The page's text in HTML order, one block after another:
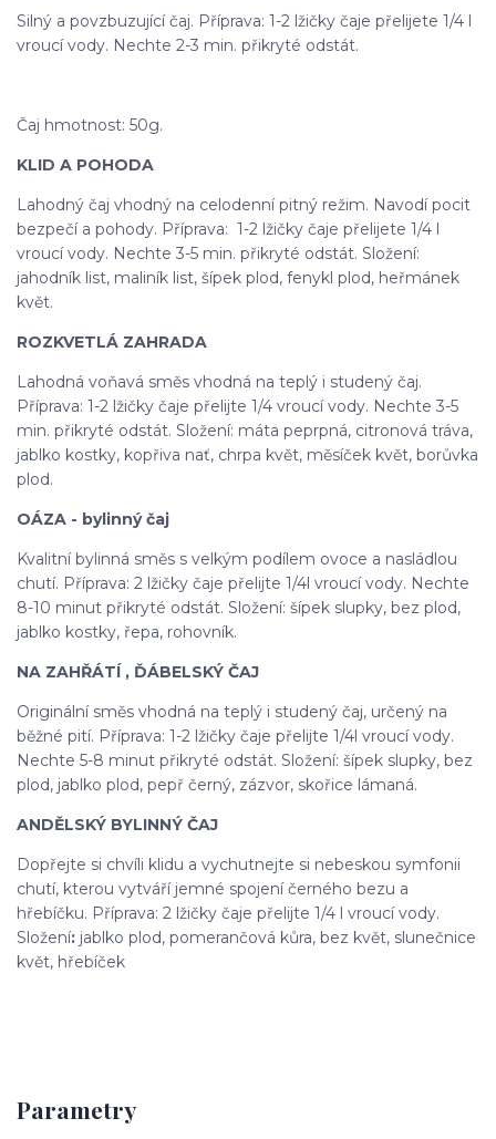
Silný a povzbuzující čaj. Příprava: 1-2 lžičky čaje přelijete 1/4 l
vroucí vody. Nechte 2-3 min. přikryté odstát.
Čaj hmotnost: 50g.
KLID A POHODA
Lahodný čaj vhodný na celodenní pitný režim. Navodí pocit
bezpečí a pohody. Příprava: 1-2 lžičky čaje přelijete 1/4 l
vroucí vody. Nechte 3-5 min. přikryté odstát. Složení:
jahodník list, maliník list, šípek plod, fenykl plod, heřmánek
květ.
ROZKVETLÁ ZAHRADA
Lahodná voňavá směs vhodná na teplý i studený čaj.
Příprava: 1-2 lžičky čaje přelijte 1/4 vroucí vody. Nechte 3-5
min. přikryté odstát. Složení: máta peprpná, citronová tráva,
jablko kostky, kopřiva nať, chrpa květ, měsíček květ, borůvka
plod.
OÁZA - bylinný čaj
Kvalitní bylinná směs s velkým podílem ovoce a nasládlou
chutí. Příprava: 2 lžičky čaje přelijte 1/4l vroucí vody. Nechte
8-10 minut přikryté odstát. Složení: šípek slupky, bez plod,
jablko kostky, řepa, rohovník.
NA ZAHŘÁTÍ , ĎÁBELSKÝ ČAJ
Originální směs vhodná na teplý i studený čaj, určený na
běžné pití. Příprava: 1-2 lžičky čaje přelijte 1/4l vroucí vody.
Nechte 5-8 minut přikryté odstát. Složení: šípek slupky, bez
plod, jablko plod, pepř černý, zázvor, skořice lámaná.
ANDĚLSKÝ BYLINNÝ ČAJ
Dopřejte si chvíli klidu a vychutnejte si nebeskou symfonii
chutí, kterou vytváří jemné spojení černého bezu a
hřebíčku. Příprava: 2 lžičky čaje přelijte 1/4 l vroucí vody.
Složení: jablko plod, pomerančová kůra, bez květ, slunečnice
květ, hřebíček
Parametry